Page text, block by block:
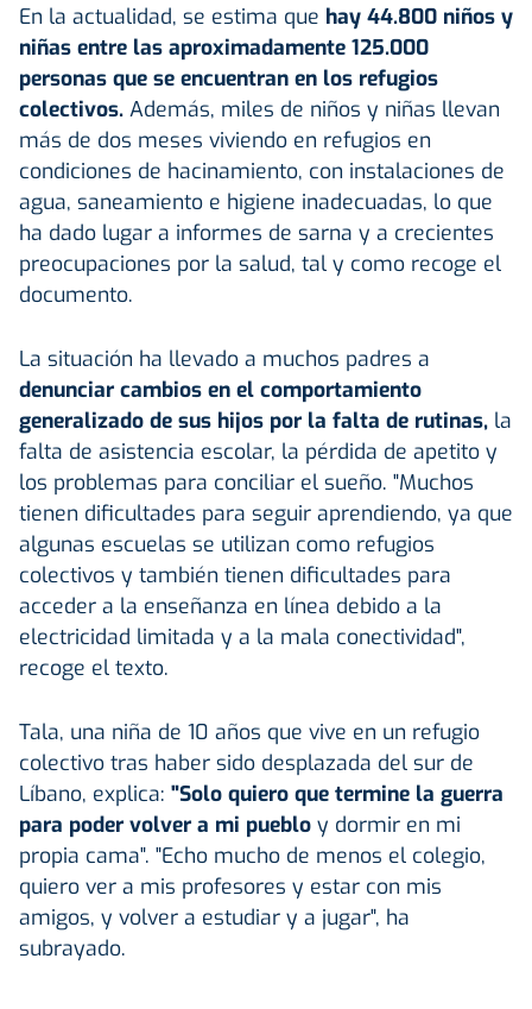
En la actualidad, se estima que hay 44.800 niños y
niñas entre las aproximadamente 125.000
personas que se encuentran en los refugios
colectivos. Además, miles de niños y niñas llevan
más de dos meses viviendo en refugios en
condiciones de hacinamiento, con instalaciones de
agua, saneamiento e higiene inadecuadas, lo que
ha dado lugar a informes de sarna y a crecientes
preocupaciones por la salud, tal y como recoge el
documento.
La situación ha llevado a muchos padres a
denunciar cambios en el comportamiento
generalizado de sus hijos por la falta de rutinas, la
falta de asistencia escolar, la pérdida de apetito y
los problemas para conciliar el sueño. "Muchos
tienen dificultades para seguir aprendiendo, ya que
algunas escuelas se utilizan como refugios
colectivos y también tienen dificultades para
acceder a la enseñanza en línea debido a la
electricidad limitada y a la mala conectividad",
recoge el texto.
Tala, una niña de 10 años que vive en un refugio
colectivo tras haber sido desplazada del sur de
Líbano, explica: "Solo quiero que termine la guerra
para poder volver a mi pueblo y dormir en mi
propia cama". "Echo mucho de menos el colegio,
quiero ver a mis profesores y estar con mis
amigos, y volver a estudiar y a jugar", ha
subrayado.